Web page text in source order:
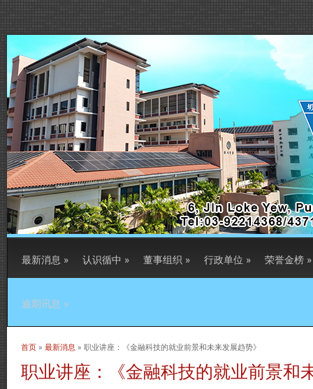
最新消息 » 认识循中 » 董事组织 » 行政单位 » 荣誉金榜 »
逾期讯息 »
当前位置
首页 » 最新消息 » 职业讲座：《金融科技的就业前景和未来发展趋势》
职业讲座：《金融科技的就业前景和